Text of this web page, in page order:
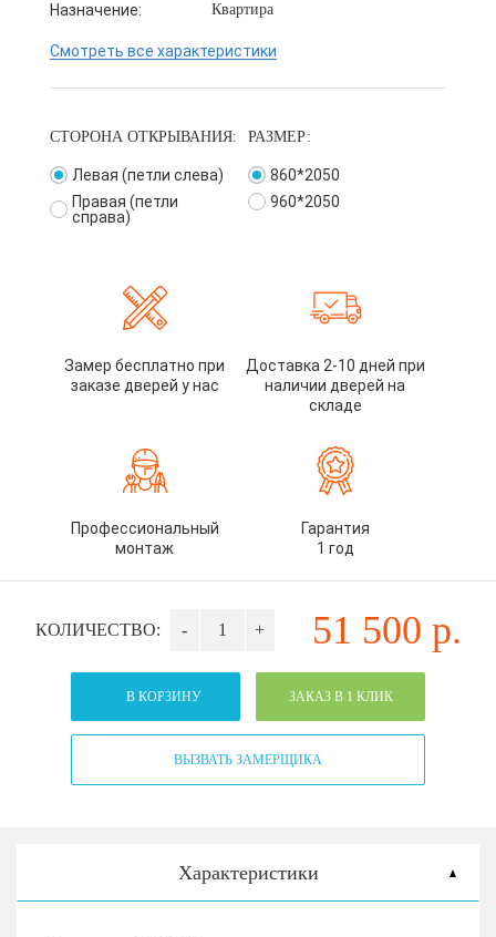
Назначение: Квартира
Смотреть все характеристики
СТОРОНА ОТКРЫВАНИЯ:
Левая (петли слева)
Правая (петли
справа)
РАЗМЕР:
860*2050
960*2050
Замер бесплатно при
заказе дверей у нас
Доставка 2-10 дней при
наличии дверей на
складе
Профессиональный
монтаж
Гарантия
1 год
КОЛИЧЕСТВО: - + 51 500 р.
В КОРЗИНУ ЗАКАЗ В 1 КЛИК
ВЫЗВАТЬ ЗАМЕРЩИКА
Характеристики